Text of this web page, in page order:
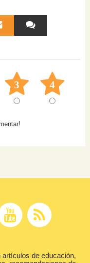
3 4
de educación,